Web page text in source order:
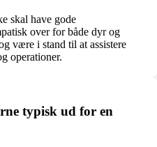
skal have gode
over for både dyr og
være i stand til at assistere
operationer.
typisk ud for en